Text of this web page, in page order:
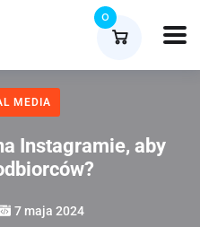
0
MEDIA
Instagramie, aby
7 maja 2024